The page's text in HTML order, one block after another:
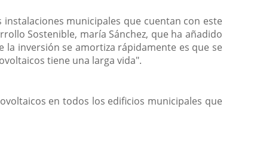
municipales que cuentan con este
Sostenible, maría Sánchez, que ha añadido
inversión se amortiza rápidamente es que se
tiene una larga vida".
en todos los edificios municipales que